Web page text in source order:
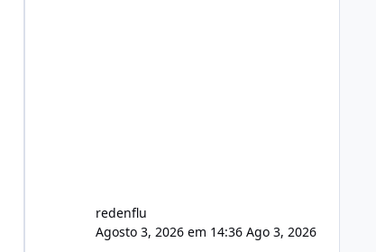
redenflu
Agosto 3, 2026 em 14:36 Ago 3, 2026